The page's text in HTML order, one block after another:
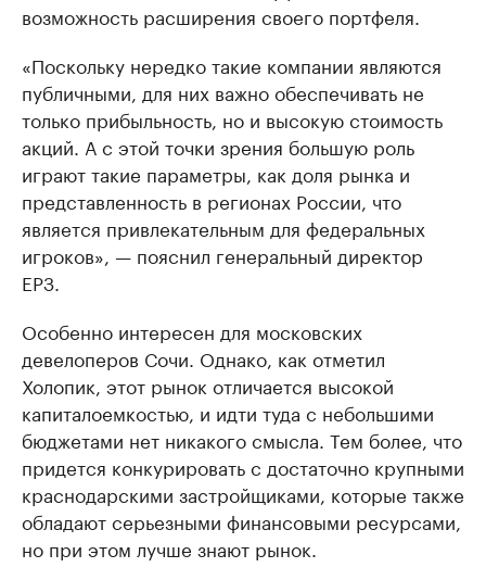
возможность расширения своего портфеля.
«Поскольку нередко такие компании являются
публичными, для них важно обеспечивать не
только прибыльность, но и высокую стоимость
акций. А с этой точки зрения большую роль
играют такие параметры, как доля рынка и
представленность в регионах России, что
является привлекательным для федеральных
игроков», — пояснил генеральный директор
ЕРЗ.
Особенно интересен для московских
девелоперов Сочи. Однако, как отметил
Холопик, этот рынок отличается высокой
капиталоемкостью, и идти туда с небольшими
бюджетами нет никакого смысла. Тем более, что
придется конкурировать с достаточно крупными
краснодарскими застройщиками, которые также
обладают серьезными финансовыми ресурсами,
но при этом лучше знают рынок.